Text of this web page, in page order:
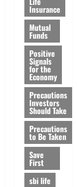
Insurance
Mutual
Funds
Positive
Signals
for the
Economy
Precautions
Investors
Should Take
Precautions
to Be Taken
Save
First
sbi life